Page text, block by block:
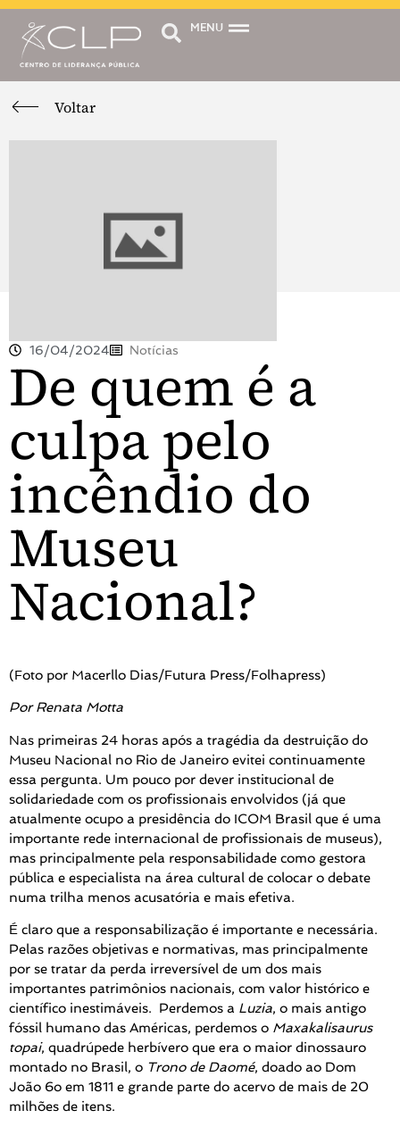
MENU
Voltar
16/04/2024 Notícias
De quem é a
culpa pelo
incêndio do
Museu
Nacional?
(Foto por Macerllo Dias/Futura Press/Folhapress)
Por Renata Motta
Nas primeiras 24 horas após a tragédia da destruição do
Museu Nacional no Rio de Janeiro evitei continuamente
essa pergunta. Um pouco por dever institucional de
solidariedade com os profissionais envolvidos (já que
atualmente ocupo a presidência do ICOM Brasil que é uma
importante rede internacional de profissionais de museus),
mas principalmente pela responsabilidade como gestora
pública e especialista na área cultural de colocar o debate
numa trilha menos acusatória e mais efetiva.
É claro que a responsabilização é importante e necessária.
Pelas razões objetivas e normativas, mas principalmente
por se tratar da perda irreversível de um dos mais
importantes patrimônios nacionais, com valor histórico e
científico inestimáveis. Perdemos a Luzia, o mais antigo
fóssil humano das Américas, perdemos o Maxakalisaurus
topai, quadrúpede herbívero que era o maior dinossauro
montado no Brasil, o Trono de Daomé, doado ao Dom
João 6o em 1811 e grande parte do acervo de mais de 20
milhões de itens.